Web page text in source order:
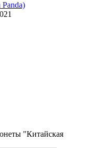
"Китайская